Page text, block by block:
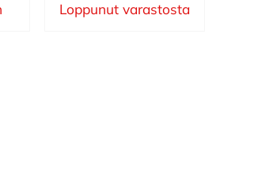
Loppunut varastosta